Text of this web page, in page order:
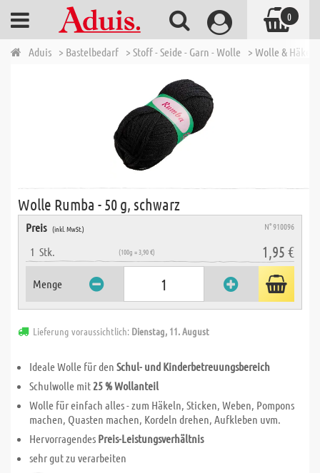
Aduis > Bastelbedarf > Stoff - Seide - Garn - Wolle > Wolle &
Wolle Rumba - 50 g, schwarz
Preis (inkl. MwSt.) N° 910096
1 Stk. (100g = 3,90 €) 1,95 €
Menge
Lieferung voraussichtlich: Dienstag, 11. August
Ideale Wolle für den Schul- und Kinderbetreuungsbereich
Schulwolle mit25 % Wollanteil
Wolle für einfach alles - zum Häkeln, Sticken, Weben, Pompons
machen, Quasten machen, Kordeln drehen, Aufkleben uvm.
Hervorragendes Preis-Leistungsverhältnis
sehr gut zu verarbeiten
0